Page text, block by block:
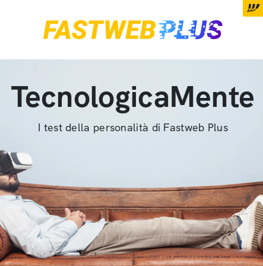
TecnologicaMente
I test della personalità di Fastweb Plus